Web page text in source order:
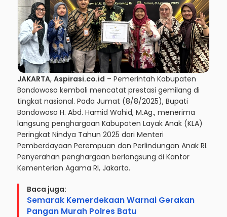
JAKARTA, Aspirasi.co.id – Pemerintah Kabupaten
Bondowoso kembali mencatat prestasi gemilang di
tingkat nasional. Pada Jumat (8/8/2025), Bupati
Bondowoso H. Abd. Hamid Wahid, M.Ag., menerima
langsung penghargaan Kabupaten Layak Anak (KLA)
Peringkat Nindya Tahun 2025 dari Menteri
Pemberdayaan Perempuan dan Perlindungan Anak RI.
Penyerahan penghargaan berlangsung di Kantor
Kementerian Agama RI, Jakarta.
Baca juga:
Semarak Kemerdekaan Warnai Gerakan
Pangan Murah Polres Batu